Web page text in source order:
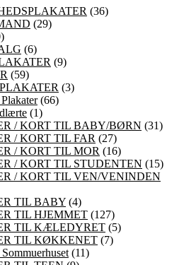
(36)
(29)
(6)
(9)
(59)
(3)
(66)
(1)
/ KORT TIL BABY/BØRN (31)
/ KORT TIL FAR (27)
/ KORT TIL MOR (16)
/ KORT TIL STUDENTEN (15)
/ KORT TIL VEN/VENINDEN
TIL BABY (4)
TIL HJEMMET (127)
TIL KÆLEDYRET (5)
TIL KØKKENET (7)
(11)